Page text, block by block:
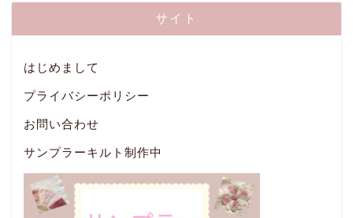
サイト
はじめまして
プライバシーポリシー
お問い合わせ
サンプラーキルト制作中